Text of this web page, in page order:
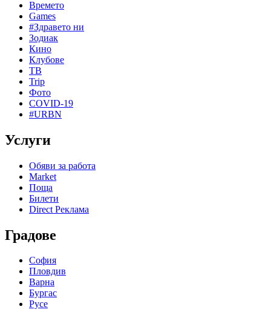
Времето
Games
#Здравето ни
Зодиак
Кино
Клубове
ТВ
Trip
Фото
COVID-19
#URBN
Услуги
Обяви за работа
Market
Поща
Билети
Direct Реклама
Градове
София
Пловдив
Варна
Бургас
Русе